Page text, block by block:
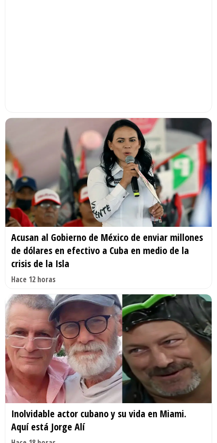
Acusan al Gobierno de México de enviar millones
de dólares en efectivo a Cuba en medio de la
crisis de la Isla
Hace 12 horas
Inolvidable actor cubano y su vida en Miami.
Aquí está Jorge Alí